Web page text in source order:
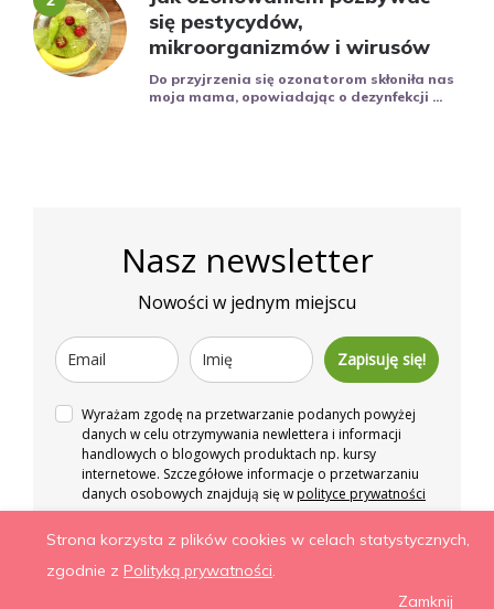
się pestycydów,
mikroorganizmów i wirusów
Do przyjrzenia się ozonatorom skłoniła nas
moja mama, opowiadając o dezynfekcji ...
Nasz newsletter
Nowości w jednym miejscu
Zapisuję się!
Wyrażam zgodę na przetwarzanie podanych powyżej
danych w celu otrzymywania newlettera i informacji
handlowych o blogowych produktach np. kursy
internetowe. Szczegółowe informacje o przetwarzaniu
danych osobowych znajdują się wpolityce prywatności
Więcej niż zdrowe odżywianie. Wszelkie prawa
zastrzeżone.
Strona korzysta z plików cookies w celach statystycznych,
zgodnie z Polityką prywatności.
Zamknij